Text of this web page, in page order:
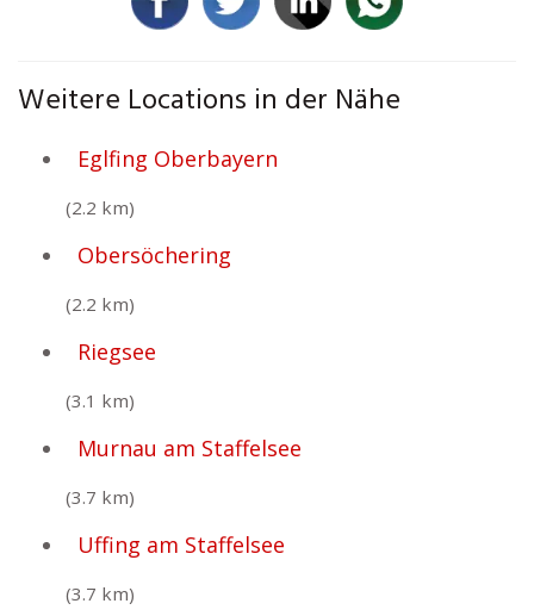
Weitere Locations in der Nähe
Eglfing Oberbayern
(2.2 km)
Obersöchering
(2.2 km)
Riegsee
(3.1 km)
Murnau am Staffelsee
(3.7 km)
Uffing am Staffelsee
(3.7 km)